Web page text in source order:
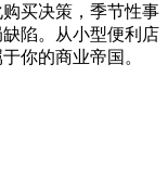
买决策，季节性事
陷。从小型便利店
你的商业帝国。